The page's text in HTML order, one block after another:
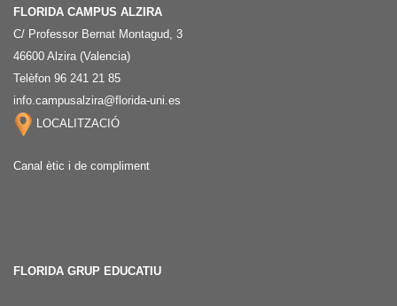
FLORIDA CAMPUS ALZIRA
C/ Professor Bernat Montagud, 3
46600 Alzira (Valencia)
Telèfon 96 241 21 85
info.campusalzira@florida-uni.es
LOCALITZACIÓ
Canal ètic i de compliment
FLORIDA GRUP EDUCATIU